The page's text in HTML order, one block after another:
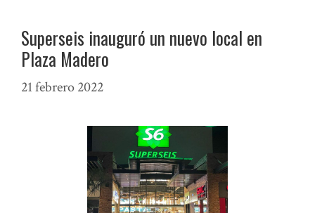
Superseis inauguró un nuevo local en
Plaza Madero
21 febrero 2022